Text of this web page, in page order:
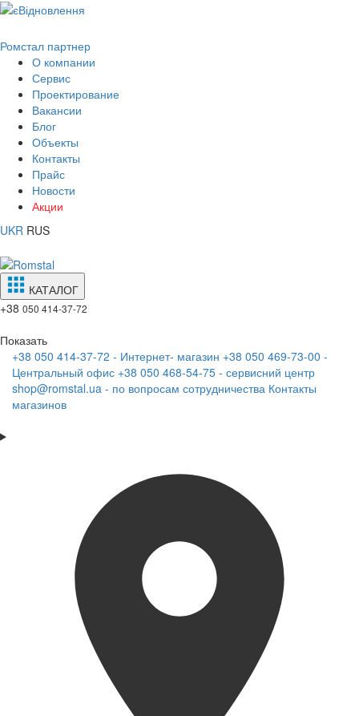
Ромстал партнер
О компании
Сервис
Проектирование
Вакансии
Блог
Объекты
Контакты
Прайс
Новости
Акции
UKR RUS
КАТАЛОГ
+38 050 414-37-72
Показать
+38 050 414-37-72 - Интернет- магазин +38 050 469-73-00 -
Центральный офис +38 050 468-54-75 - сервисний центр
shop@romstal.ua - по вопросам сотрудничества Контакты
магазинов